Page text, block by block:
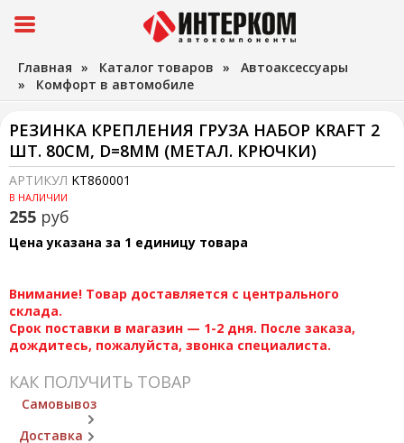
Главная » Каталог товаров » Автоаксессуары
» Комфорт в автомобиле
РЕЗИНКА КРЕПЛЕНИЯ ГРУЗА НАБОР KRAFT 2
ШТ. 80СМ, D=8ММ (МЕТАЛ. КРЮЧКИ)
АРТИКУЛ KT860001
В НАЛИЧИИ
255 руб
Цена указана за 1 единицу товара
Внимание! Товар доставляется с центрального
склада.
Срок поставки в магазин — 1-2 дня. После заказа,
дождитесь, пожалуйста, звонка специалиста.
КАК ПОЛУЧИТЬ ТОВАР
Самовывоз
Доставка